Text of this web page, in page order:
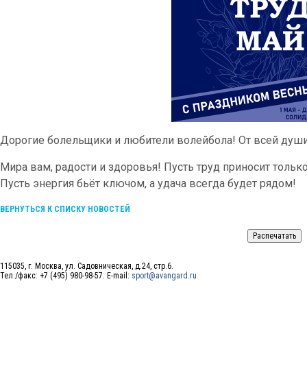
Дорогие болельщики и любители волейбола! От всей
Мира вам, радости и здоровья! Пусть труд приносит
Пусть энергия бьёт ключом, а удача всегда будет рядом!
ВЕРНУТЬСЯ К СПИСКУ НОВОСТЕЙ
115035, г. Москва, ул. Садовническая, д.24, стр.6.
Тел./факс: +7 (495) 980-98-57. E-mail: sport@avangard.ru